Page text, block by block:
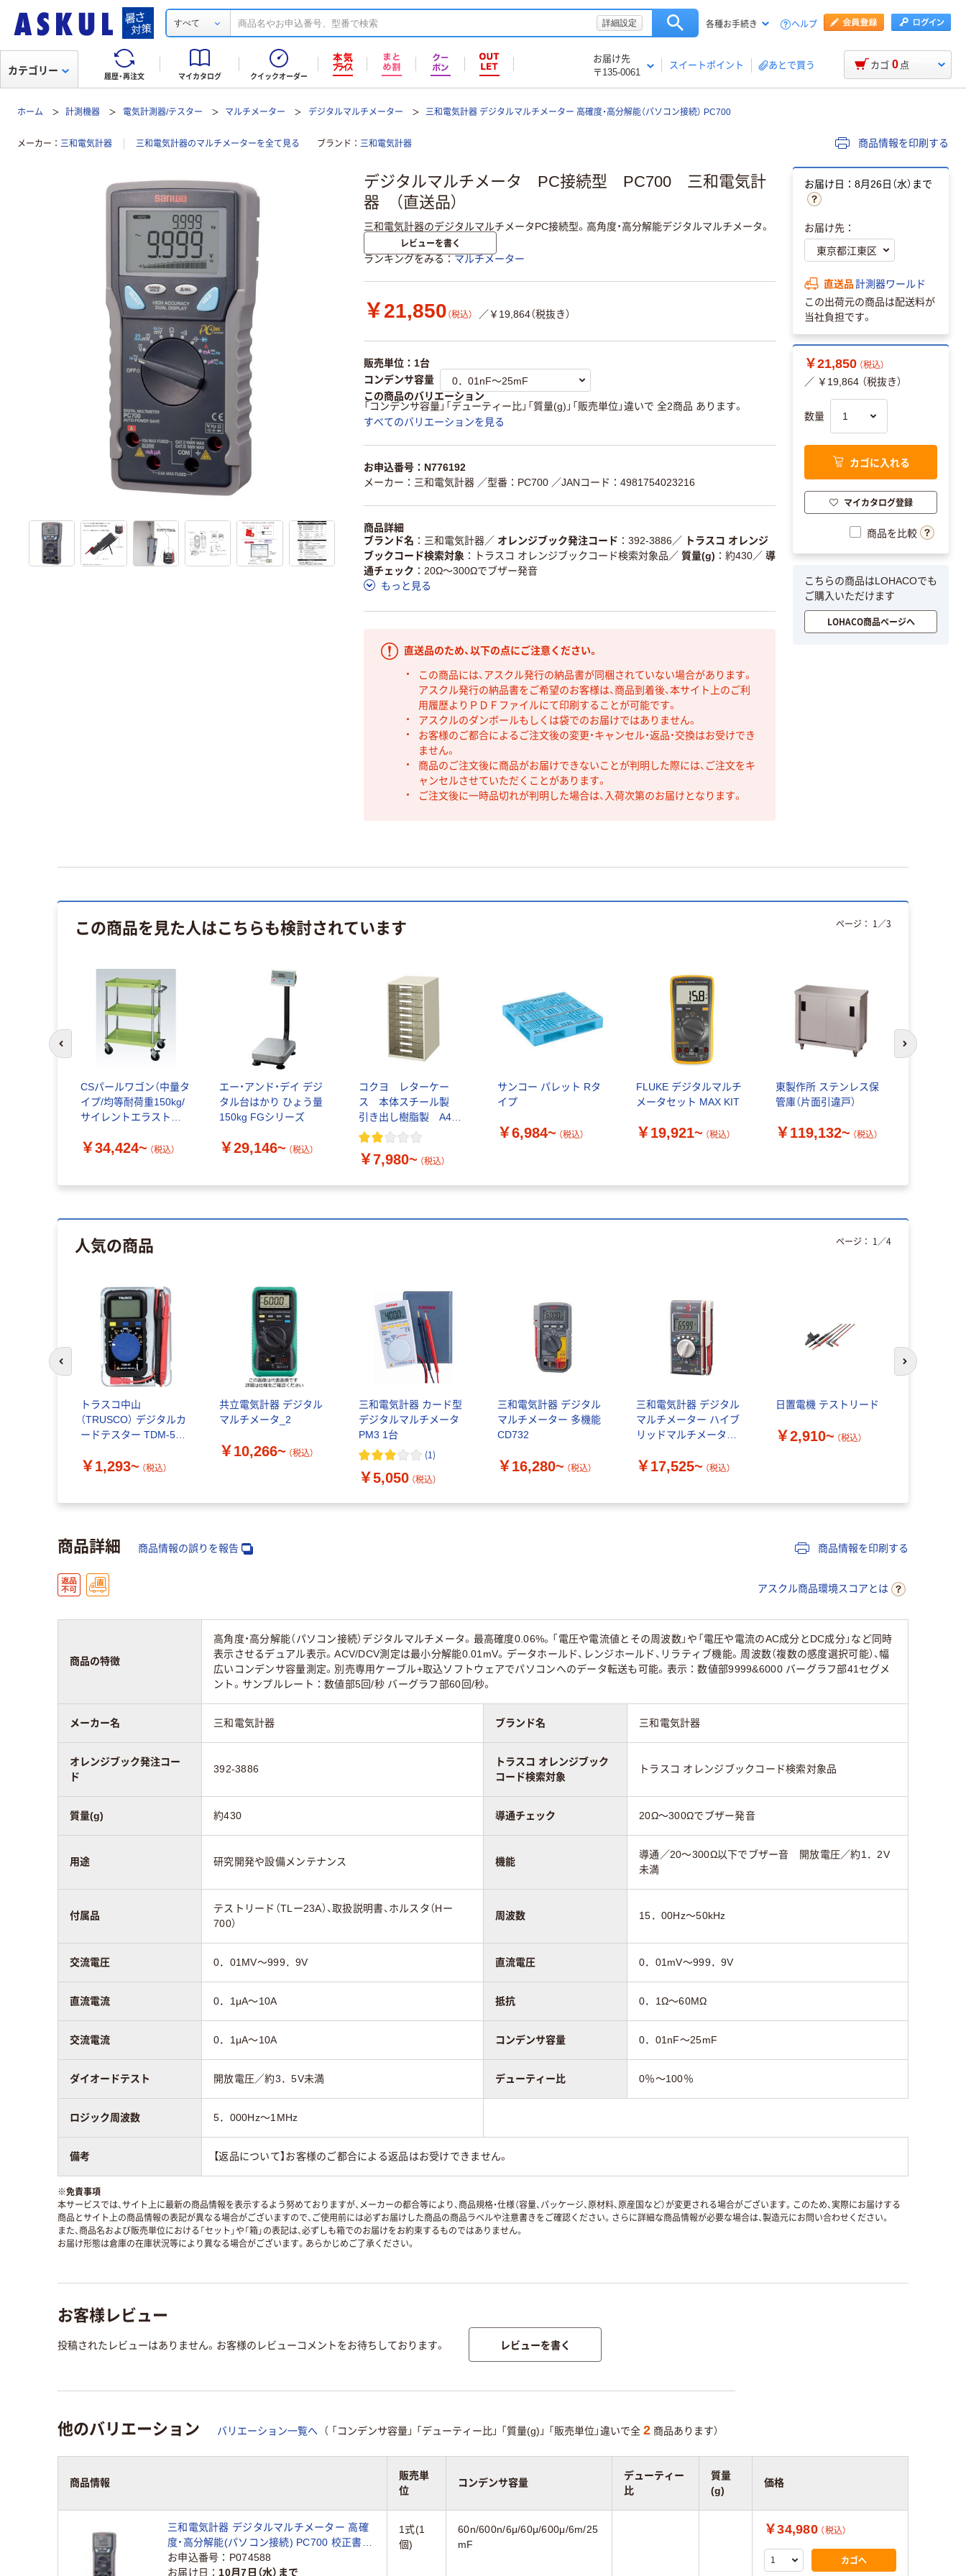
すべて 詳細設定 各種お手続き ヘルプ
履歴・再注文 マイカタログ クイックオーダー
お届け先
〒135-0061
スイートポイント あとで買う
カテゴリー カゴ 0 点
ホーム 計測機器 電気計測器/テスター マルチメーター デジタルマルチメーター 三和電気計器 デジタルマルチメーター 高確度・高分解能（パソコン接続） PC700
メーカー 三和電気計器 三和電気計器のマルチメーターを全て見る ブランド 三和電気計器 商品情報を印刷する
デジタルマルチメータ PC接続型 PC700 三和電気計
器 （直送品）
三和電気計器のデジタルマルチメータPC接続型。高角度・高分解能デジタルマルチメータ。
レビューを書く
ランキングをみる マルチメーター
￥21,850 （税込） ／￥19,864（税抜き）
販売単位：1台
コンデンサ容量
この商品のバリエーション
「コンデンサ容量」「デューティー比」「質量(g)」「販売単位」違いで 全2商品 あります。
すべてのバリエーションを見る
お申込番号：N776192
メーカー：三和電気計器 ／型番：PC700 ／JANコード：4981754023216
商品詳細
ブランド名
三和電気計器／ オレンジブック発注コード 392-3886／ トラスコ オレンジ
ブックコード検索対象
トラスコ オレンジブックコード検索対象品 ／ 質量(g) 約430／ 導
通チェック
20Ω～300Ωでブザー発音
もっと見る
直送品のため、以下の点にご注意ください。
この商品には、アスクル発行の納品書が同梱されていない場合があります。
アスクル発行の納品書をご希望のお客様は、商品到着後、本サイト上のご利
用履歴よりＰＤＦファイルにて印刷することが可能です。
アスクルのダンボールもしくは袋でのお届けではありません。
お客様のご都合によるご注文後の変更・キャンセル・返品・交換はお受けでき
ません。
商品のご注文後に商品がお届けできないことが判明した際には、ご注文をキ
ャンセルさせていただくことがあります。
ご注文後に一時品切れが判明した場合は、入荷次第のお届けとなります。
お届け日：8月26日（水）まで
お届け先：
直送品計測器ワールド
この出荷元の商品は配送料が
当社負担です。
￥21,850 （税込）
／ ￥19,864 （税抜き）
数量
カゴに入れる
マイカタログ登録
商品を比較
こちらの商品はLOHACOでも
ご購入いただけます
LOHACO商品ページへ
この商品を見た人はこちらも検討されています
CSパールワゴン（中量タ
イプ/均等耐荷重150kg/
サイレントエラストマ
￥34,424~ （税込）
エー・アンド・デイ デジ
タル台はかり ひょう量
150kg FGシリーズ
￥29,146~ （税込）
コクヨ レターケー
ス 本体スチール製
引き出し樹脂製 A4タ
テ
￥7,980~ （税込）
サンコー パレット Rタ
イプ
￥6,984~ （税込）
FLUKE デジタルマルチ
メータセット MAX KIT
￥19,921~ （税込）
東製作所 ステンレス保
管庫（片面引違戸）
￥119,132~ （税込）
ページ： 1 ／3
前のスライドへ 次のスライド
人気の商品
トラスコ中山
（TRUSCO） デジタルカ
ードテスター TDM-50/
50TL
￥1,293~ （税込）
共立電気計器 デジタル
マルチメータ_2
￥10,266~ （税込）
三和電気計器 カード型
デジタルマルチメータ
PM3 1台
(1)
￥5,050 （税込）
三和電気計器 デジタル
マルチメーター 多機能
CD732
￥16,280~ （税込）
三和電気計器 デジタル
マルチメーター ハイブ
リッドマルチメーター
￥17,525~ （税込）
日置電機 テストリード
￥2,910~ （税込）
ページ： 1 ／4
前のスライドへ 次のスライド
商品詳細 商品情報の誤りを報告 商品情報を印刷する
アスクル商品環境スコアとは
商品の特徴
高角度・高分解能（パソコン接続）デジタルマルチメータ。最高確度0.06%。「電圧や電流値とその周波数」や「電圧や電流のAC成分とDC成分」など同時
表示させるデュアル表示。ACV/DCV測定は最小分解能0.01mV。データホールド、レンジホールド、リラティブ機能。周波数（複数の感度選択可能）、幅
広いコンデンサ容量測定。別売専用ケーブル+取込ソフトウェアでパソコンへのデータ転送も可能。表示：数値部9999&6000 バーグラフ部41セグメ
ント。サンプルレート：数値部5回/秒 バーグラフ部60回/秒。
メーカー名 三和電気計器 ブランド名 三和電気計器
オレンジブック発注コー
ド
392-3886
トラスコ オレンジブック
コード検索対象
トラスコ オレンジブックコード検索対象品
質量(g) 約430 導通チェック 20Ω～300Ωでブザー発音
用途 研究開発や設備メンテナンス 機能
導通／20～300Ω以下でブザー音 開放電圧／約1．2V
未満
付属品
テストリード（TLー23A）、取扱説明書、ホルスタ（Hー
700）
周波数 15．00Hz～50kHz
交流電圧 0．01MV～999．9V 直流電圧 0．01mV～999．9V
直流電流 0．1μA～10A 抵抗 0．1Ω～60MΩ
交流電流 0．1μA～10A コンデンサ容量 0．01nF～25mF
ダイオードテスト 開放電圧／約3．5V未満 デューティー比 0％～100％
ロジック周波数 5．000Hz～1MHz
備考 【返品について】お客様のご都合による返品はお受けできません。
※免責事項
本サービスでは、サイト上に最新の商品情報を表示するよう努めておりますが、メーカーの都合等により、商品規格・仕様（容量、パッケージ、原材料、原産国など）が変更される場合がございます。このため、実際にお届けする
商品とサイト上の商品情報の表記が異なる場合がございますので、ご使用前には必ずお届けした商品の商品ラベルや注意書きをご確認ください。さらに詳細な商品情報が必要な場合は、製造元にお問い合わせください。
また、商品名および販売単位における「セット」や「箱」の表記は、必ずしも箱でのお届けをお約束するものではありません。
お届け形態は倉庫の在庫状況等により異なる場合がございます。あらかじめご了承ください。
お客様レビュー
投稿されたレビューはありません。お客様のレビューコメントをお待ちしております。 レビューを書く
他のバリエーション バリエーション一覧へ （ 「コンデンサ容量」 「デューティー比」 「質量(g)」 「販売単位」違いで全 2 商品あります）
商品情報
販売単
位
コンデンサ容量
デューティー
比
質量
(g)
価格
三和電気計器 デジタルマルチメーター 高確
度・高分解能(パソコン接続) PC700 校正書類
3点(新品校正) 1式(1個)（直送品）
お申込番号
P074588
お届け日
10月7日（水）まで
1式(1
個)
60n/600n/6μ/60μ/600μ/6m/25
mF
￥34,980 （税込）
カゴへ